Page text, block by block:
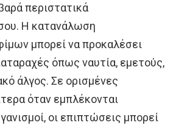
περιστατικά
Η κατανάλωση
μπορεί να προκαλέσει
όπως ναυτία, εμετούς,
άλγος. Σε ορισμένες
όταν εμπλέκονται
οι επιπτώσεις μπορεί